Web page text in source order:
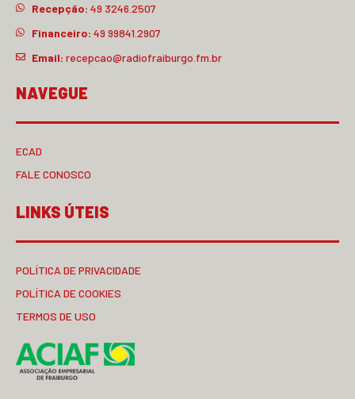
Recepção: 49 3246.2507
Financeiro: 49 99841.2907
Email: recepcao@radiofraiburgo.fm.br
NAVEGUE
ECAD
FALE CONOSCO
LINKS ÚTEIS
POLÍTICA DE PRIVACIDADE
POLÍTICA DE COOKIES
TERMOS DE USO